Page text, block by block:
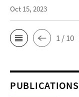
Oct 15, 2023
1 / 10
PUBLICATIONS